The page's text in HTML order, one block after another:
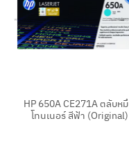
HP 650A CE271A ตลับห
โทนเนอร์ สีฟ้า (Original)